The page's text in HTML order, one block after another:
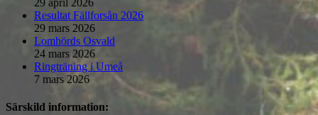
29 april 2026
Resultat Fällforsån 2026
29 mars 2026
Lomhörds Osvald
24 mars 2026
Ringträning i Umeå
7 mars 2026
Särskild information: